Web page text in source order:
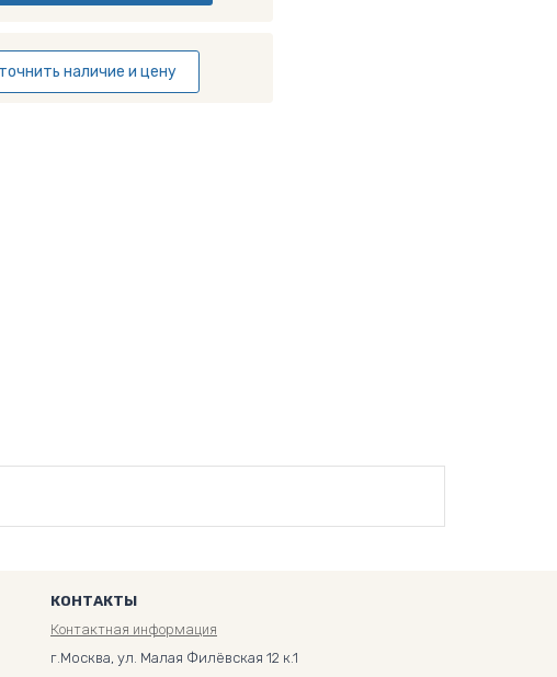
наличие и цену
КОНТАКТЫ
Контактная информация
г.Москва, ул. Малая Филёвская 12 к.1